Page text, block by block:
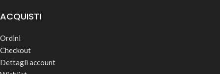
ACQUISTI
Ordini
Checkout
Dettagli account